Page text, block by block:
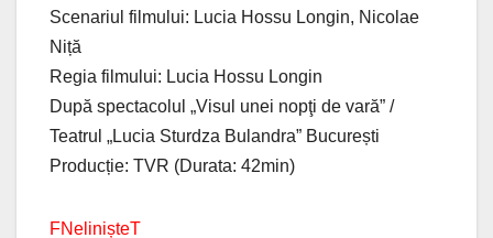
Scenariul filmului: Lucia Hossu Longin, Nicolae
Niță
Regia filmului: Lucia Hossu Longin
După spectacolul „Visul unei nopţi de vară” /
Teatrul „Lucia Sturdza Bulandra” București
Producție: TVR (Durata: 42min)
FNelinișteT